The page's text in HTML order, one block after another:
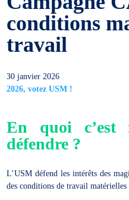
conditions
travail
30 janvier 2026
2026, votez USM !
En quoi c’est
défendre ?
L’USM défend les intérêts des
des conditions de travail matérielles